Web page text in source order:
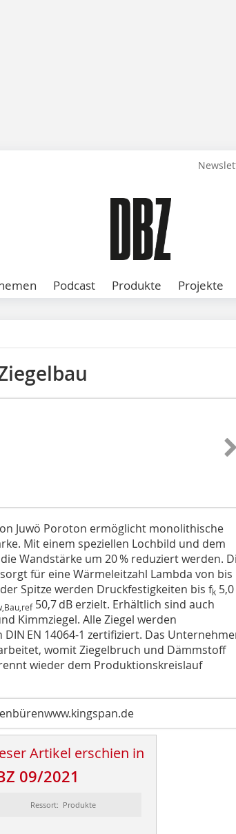
Podcast Produkte Projekte
Juwö Poroton ermöglicht monolithische
Mit einem speziellen Lochbild und dem
Wandstärke um 20 % reduziert werden.
für eine Wärmeleitzahl Lambda von bis
Spitze werden Druckfestigkeiten bis ­fk 5,0
50,7 dB erzielt. Erhältlich sind auch
Kimmziegel. Alle Ziegel werden
EN 14064-1 zertifiziert. Das
womit Ziegelbruch und Dämmstoff
wieder dem Produktionskreislauf
Artikel erschien in
09/2021
Ressort: Produkte